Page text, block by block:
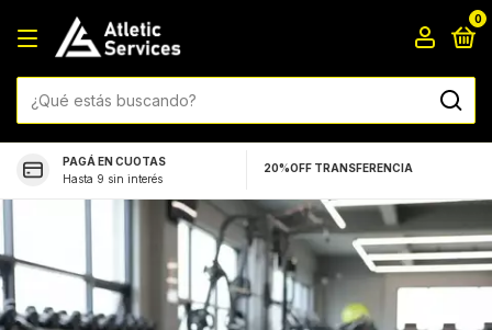
0
PAGÁ EN CUOTAS
Hasta 9 sin interés
20%OFF TRANSFERENCIA